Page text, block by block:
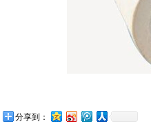
分享到：